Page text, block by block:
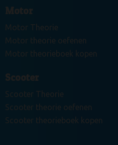
Motor
Motor Theorie
Motor theorie oefenen
Motor theorieboek kopen
Scooter
Scooter Theorie
Scooter theorie oefenen
Scooter theorieboek kopen